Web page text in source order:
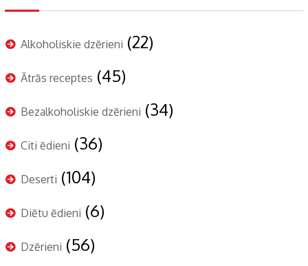
Alkoholiskie dzērieni (22)
Ātrās receptes (45)
Bezalkoholiskie dzērieni (34)
Citi ēdieni (36)
Deserti (104)
Diētu ēdieni (6)
Dzērieni (56)